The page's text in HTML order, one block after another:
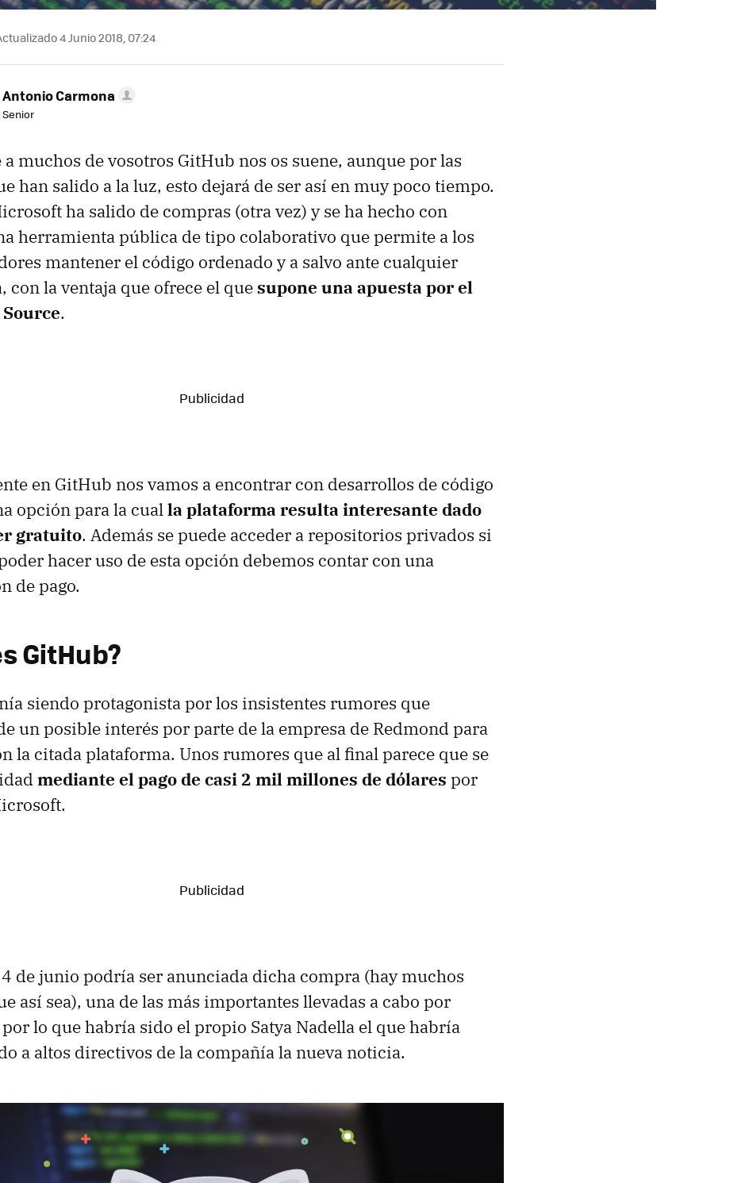
4 Junio 2018, 07:24
Antonio Carmona
a muchos de vosotros GitHub nos os suene, aunque por las
han salido a la luz, esto dejará de ser así en muy poco tiempo.
ha salido de compras (otra vez) y se ha hecho con
herramienta pública de tipo colaborativo que permite a los
mantener el código ordenado y a salvo ante cualquier
con la ventaja que ofrece el quesupone una apuesta por el
.
en GitHub nos vamos a encontrar con desarrollos de código
opción para la cualla plataforma resulta interesante dado
gratuito. Además se puede acceder a repositorios privados si
hacer uso de esta opción debemos contar con una
de pago.
GitHub?
siendo protagonista por los insistentes rumores que
un posible interés por parte de la empresa de Redmond para
la citada plataforma. Unos rumores que al final parece que se
mediante el pago de casi 2 mil millones de dólares por
de junio podría ser anunciada dicha compra (hay muchos
así sea), una de las más importantes llevadas a cabo por
lo que habría sido el propio Satya Nadella el que habría
a altos directivos de la compañía la nueva noticia.